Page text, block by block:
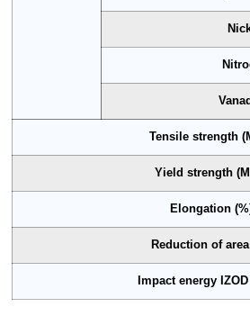
Tensile strength
Yield strength
Elongation
Reduction of
Impact energy